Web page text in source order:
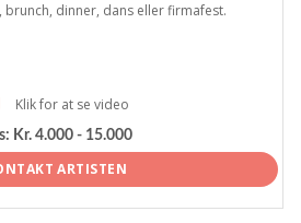
brunch, dinner, dans eller firmafest.
Klik for at se video
Kr. 4.000 - 15.000
ARTISTEN